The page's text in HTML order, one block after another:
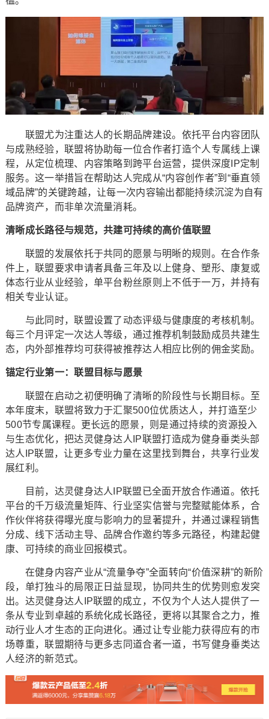
联盟尤为注重达人的长期品牌建设。依托平台内容团队
与成熟经验，联盟将协助每一位合作者打造个人专属线上课
程，从定位梳理、内容策略到跨平台运营，提供深度IP定制
服务。这一举措旨在帮助达人完成从“内容创作者”到“垂直领
域品牌”的关键跨越，让每一次内容输出都能持续沉淀为自有
品牌资产，而非单次流量消耗。
清晰成长路径与规范，共建可持续的高价值联盟
联盟的发展依托于共同的愿景与明晰的规则。在合作条
件上，联盟要求申请者具备三年及以上健身、塑形、康复或
体态行业从业经验，单平台粉丝原则上不低于一万，并持有
相关专业认证。
与此同时，联盟设置了动态评级与健康度的考核机制。
每三个月评定一次达人等级，通过推荐机制鼓励成员共建生
态，内外部推荐均可获得被推荐达人相应比例的佣金奖励。
锚定行业第一：联盟目标与愿景
联盟在启动之初便明确了清晰的阶段性与长期目标。至
本年度末，联盟将致力于汇聚500位优质达人，并打造至少
500节专属课程。更长远的愿景，则是通过持续的资源投入
与生态优化，把达灵健身达人IP联盟打造成为健身垂类头部
达人IP联盟，让更多专业力量在这里找到舞台，共享行业发
展红利。
目前，达灵健身达人IP联盟已全面开放合作通道。依托
平台的千万级流量矩阵、行业坚实信誉与完整赋能体系，合
作伙伴将获得曝光度与影响力的显著提升，并通过课程销售
分成、线下活动主导、品牌合作邀约等多元路径，构建起健
康、可持续的商业回报模式。
在健身内容产业从“流量争夺”全面转向“价值深耕”的新阶
段，单打独斗的局限正日益显现，协同共生的优势则愈发突
出。达灵健身达人IP联盟的成立，不仅为个人达人提供了一
条从专业到卓越的系统化成长路径，更将以其聚合之力，推
动行业人才生态的正向进化。通过让专业能力获得应有的市
场尊重，联盟期待与更多志同道合者一道，书写健身垂类达
人经济的新范式。